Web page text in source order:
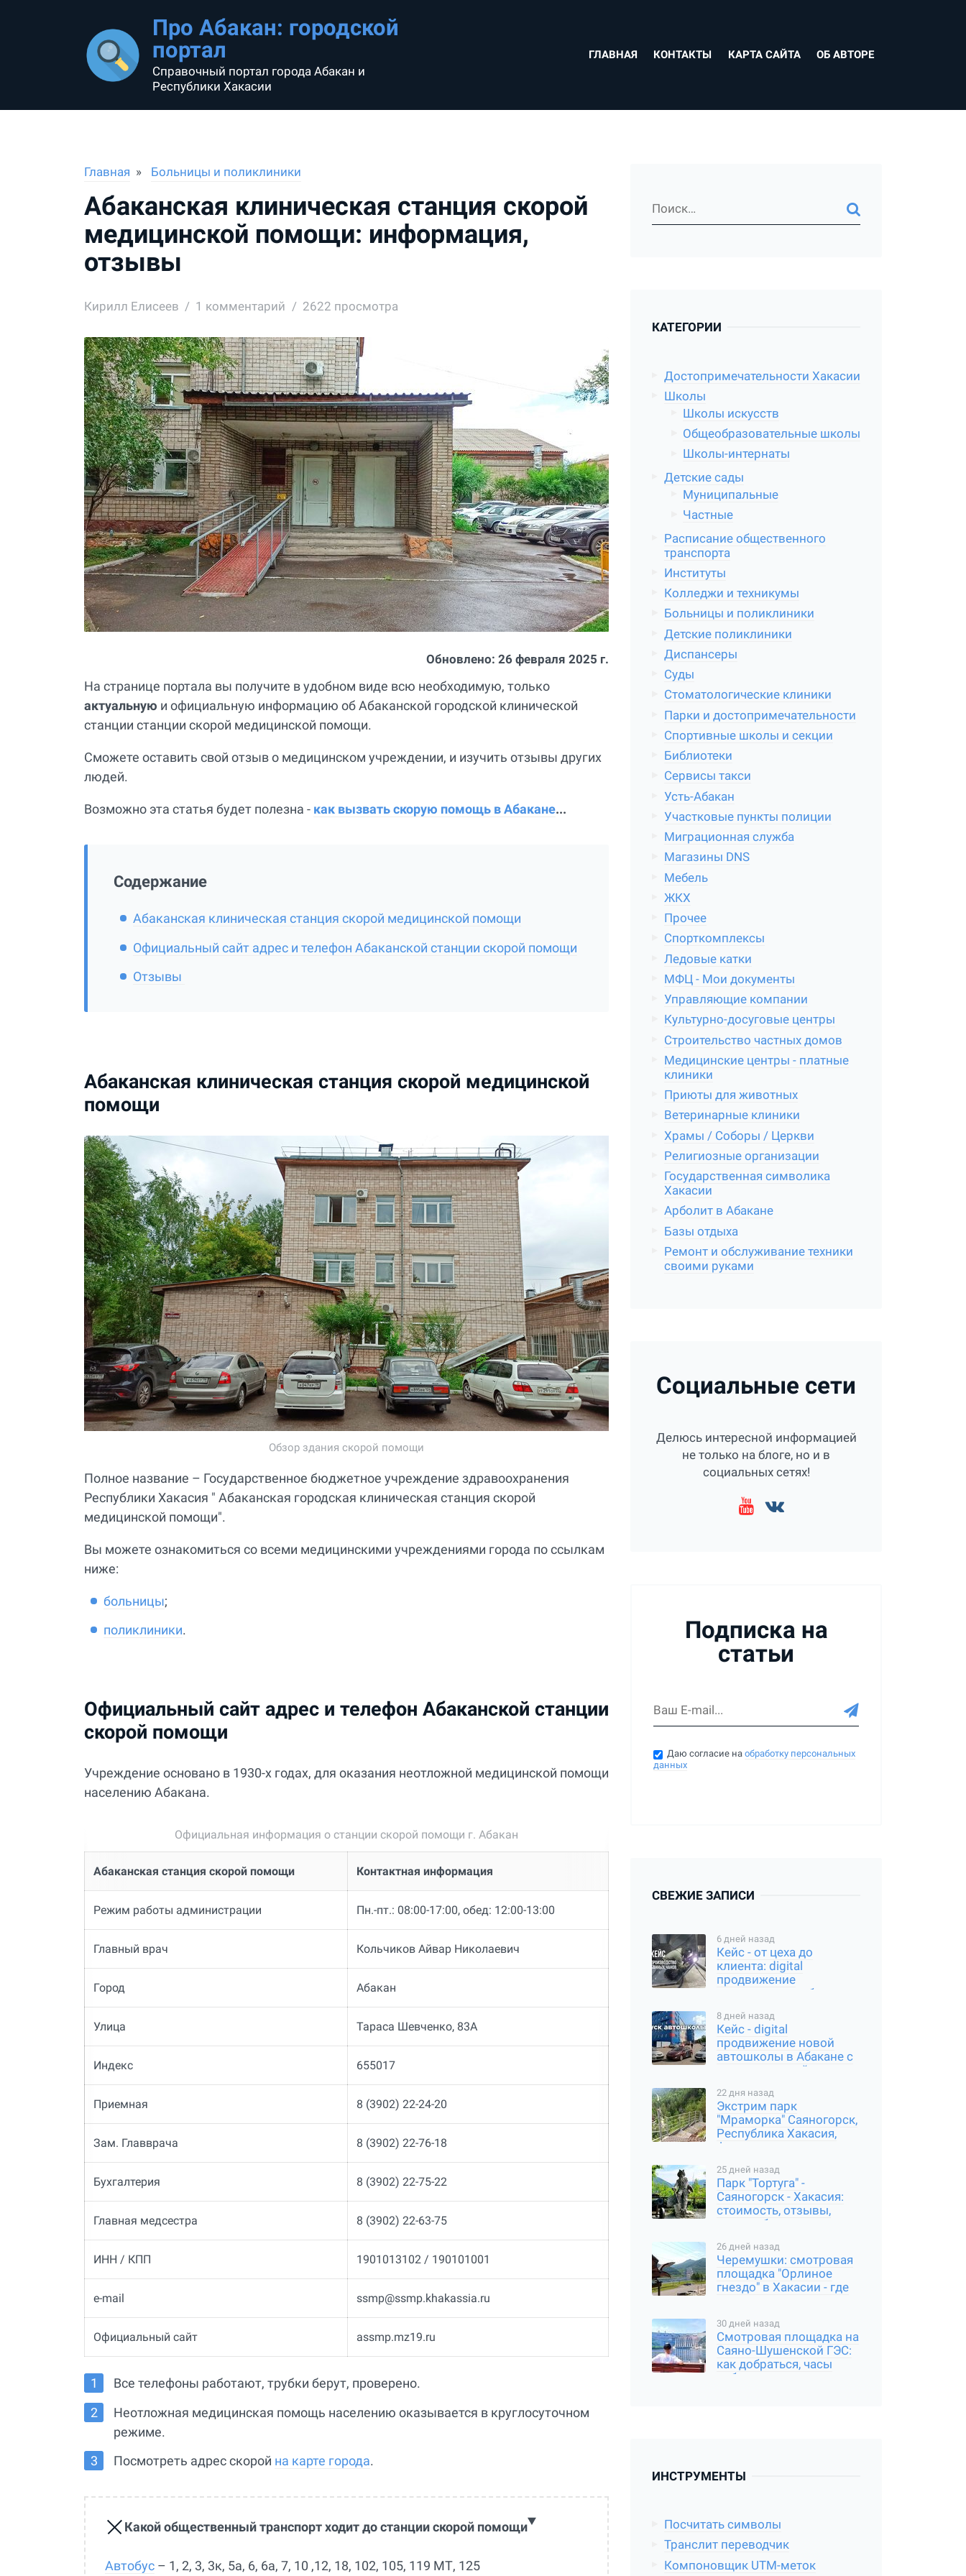
Про Абакан: городской
портал
Справочный портал города Абакан и
Республики Хакасии
ГЛАВНАЯ КОНТАКТЫ КАРТА САЙТА ОБ АВТОРЕ
Главная Больницы и поликлиники
Абаканская клиническая станция скорой
медицинской помощи: информация,
отзывы
Кирилл Елисеев 1 комментарий 2622 просмотра
Обновлено: 26 февраля 2025 г.
На странице портала вы получите в удобном виде всю необходимую, только
актуальную и официальную информацию об Абаканской городской клинической
станции станции скорой медицинской помощи.
Сможете оставить свой отзыв о медицинском учреждении, и изучить отзывы других
людей.
Возможно эта статья будет полезна - как вызвать скорую помощь в Абакане...
Содержание
Абаканская клиническая станция скорой медицинской помощи
Официальный сайт адрес и телефон Абаканской станции скорой помощи
Отзывы
Абаканская клиническая станция скорой медицинской
помощи
Обзор здания скорой помощи
Полное название – Государственное бюджетное учреждение здравоохранения
Республики Хакасия " Абаканская городская клиническая станция скорой
медицинской помощи".
Вы можете ознакомиться со всеми медицинскими учреждениями города по ссылкам
ниже:
больницы;
поликлиники.
Официальный сайт адрес и телефон Абаканской станции
скорой помощи
Учреждение основано в 1930-х годах, для оказания неотложной медицинской помощи
населению Абакана.
Официальная информация о станции скорой помощи г. Абакан
Абаканская станция скорой помощи Контактная информация
Режим работы администрации Пн.-пт.: 08:00-17:00, обед: 12:00-13:00
Главный врач Кольчиков Айвар Николаевич
Город Абакан
Улица Тараса Шевченко, 83А
Индекс 655017
Приемная 8 (3902) 22-24-20
Зам. Главврача 8 (3902) 22-76-18
Бухгалтерия 8 (3902) 22-75-22
Главная медсестра 8 (3902) 22-63-75
ИНН / КПП 1901013102 / 190101001
e-mail ssmp@ssmp.khakassia.ru
Официальный сайт assmp.mz19.ru
Все телефоны работают, трубки берут, проверено.
Неотложная медицинская помощь населению оказывается в круглосуточном
режиме.
Посмотреть адрес скорой на карте города.
Какой общественный транспорт ходит до станции скорой помощи
Автобус – 1, 2, 3, 3к, 5а, 6, 6а, 7, 10 ,12, 18, 102, 105, 119 МТ, 125
КАТЕГОРИИ
Достопримечательности Хакасии
Школы
Школы искусств
Общеобразовательные школы
Школы-интернаты
Детские сады
Муниципальные
Частные
Расписание общественного
транспорта
Институты
Колледжи и техникумы
Больницы и поликлиники
Детские поликлиники
Диспансеры
Суды
Стоматологические клиники
Парки и достопримечательности
Спортивные школы и секции
Библиотеки
Сервисы такси
Усть-Абакан
Участковые пункты полиции
Миграционная служба
Магазины DNS
Мебель
ЖКХ
Прочее
Спорткомплексы
Ледовые катки
МФЦ - Мои документы
Управляющие компании
Культурно-досуговые центры
Строительство частных домов
Медицинские центры - платные
клиники
Приюты для животных
Ветеринарные клиники
Храмы / Соборы / Церкви
Религиозные организации
Государственная символика
Хакасии
Арболит в Абакане
Базы отдыха
Ремонт и обслуживание техники
своими руками
Социальные сети
Делюсь интересной информацией
не только на блоге, но и в
социальных сетях!
Подписка на
статьи
Даю согласие наобработку персональных
данных
СВЕЖИЕ ЗАПИСИ
6 дней назад
Кейс - от цеха до
клиента: digital
продвижение
производителя банных
8 дней назад
Кейс - digital
продвижение новой
автошколы в Абакане с
нуля: карты, сайт,
22 дня назад
Экстрим парк
"Мраморка" Саяногорск,
Республика Хакасия,
фото, стоимость, как
25 дней назад
Парк "Тортуга" -
Саяногорск - Хакасия:
стоимость, отзывы,
часы работы, где
26 дней назад
Черемушки: смотровая
площадка "Орлиное
гнездо" в Хакасии - где
30 дней назад
Смотровая площадка на
Саяно-Шушенской ГЭС:
как добраться, часы
работы
ИНСТРУМЕНТЫ
Посчитать символы
Транслит переводчик
Компоновщик UTM-меток